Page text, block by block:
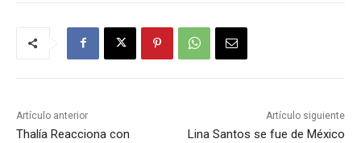
Artículo anterior
Thalía Reacciona con
Artículo siguiente
Lina Santos se fue de México